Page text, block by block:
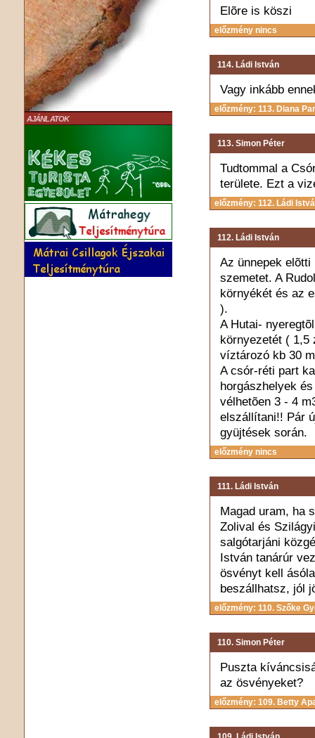
AJÁNLATOK
Elõre is köszi
előzmény nincs
114. Ládi István
Vagy inkább
előzmény: 113. Diana
113. Simon Péter
Tudtommal a
területe. Ezt a
előzmény: 112. Ládi
112. Ládi István
Az ünnepek
szemetet. A
környékét és az
).
A Hutai-
környezetét ( 1,5
víztározó kb 30
A csór-réti part
horgászhelyek
vélhetõen 3 - 4
elszállítani!! Pár
gyüjtések során.
előzmény nincs
111. Ládi István
Magad uram, ha
Zolival és
salgótarjáni
István tanárúr
ösvényt kell
beszállhatsz, jól
előzmény: 110. Szőke
110. Simon Péter
Puszta
az ösvényeket?
előzmény: 109. Betty